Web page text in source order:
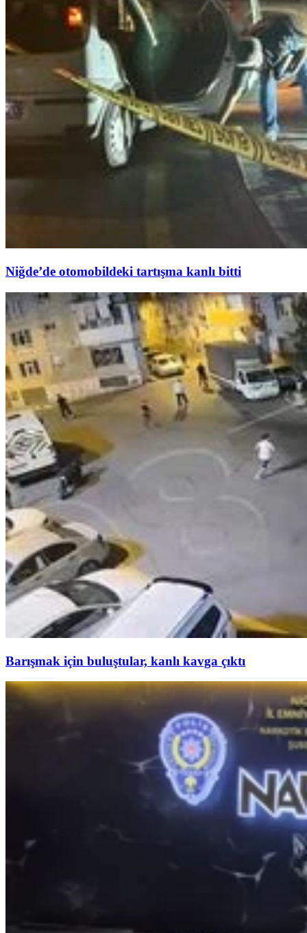
Niğde’de otomobildeki tartışma kanlı bitti
Barışmak için buluştular, kanlı kavga çıktı